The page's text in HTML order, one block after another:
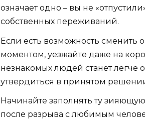
означает одно – вы не
собственных переживаний.
Если есть возможность сменить
моментом, уезжайте даже на
незнакомых людей станет
утвердиться в принятом
Начинайте заполнять ту
после разрыва с любимым